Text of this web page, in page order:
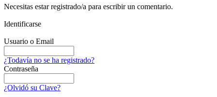
Necesitas estar registrado/a para escribir un comentario.
Identificarse
Usuario o Email
¿Todavía no se ha registrado?
Contraseña
¿Olvidó su Clave?